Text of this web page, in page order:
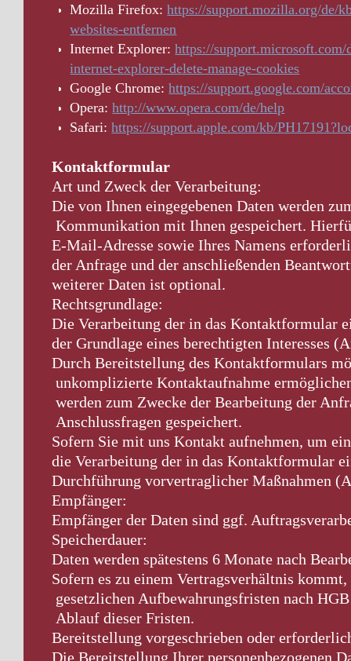
Mozilla Firefox:https://support.mozilla.org/de/
websites-entfernen
Internet Explorer:https://
internet-explorer-delete-manage-cookies
Google Chrome:https://support.google.com/
Opera:http://www.opera.com/de/help
Safari:https://support.apple.com/kb/
Kontaktformular
Art und Zweck der Verarbeitung:
Die von Ihnen eingegebenen Daten werden
Kommunikation mit Ihnen gespeichert.
E-Mail-Adresse sowie Ihres Namens
der Anfrage und der anschließenden
weiterer Daten ist optional.
Rechtsgrundlage:
Die Verarbeitung der in das Kontaktformular
der Grundlage eines berechtigten Interesses
Durch Bereitstellung des Kontaktformulars
unkomplizierte Kontaktaufnahme
werden zum Zwecke der Bearbeitung der
Anschlussfragen gespeichert.
Sofern Sie mit uns Kontakt aufnehmen, um
die Verarbeitung der in das Kontaktformular
Durchführung vorvertraglicher Maßnahmen
Empfänger:
Empfänger der Daten sind ggf.
Speicherdauer:
Daten werden spätestens 6 Monate nach
Sofern es zu einem Vertragsverhältnis
gesetzlichen Aufbewahrungsfristen nach
Ablauf dieser Fristen.
Bereitstellung vorgeschrieben oder
Die Bereitstellung Ihrer